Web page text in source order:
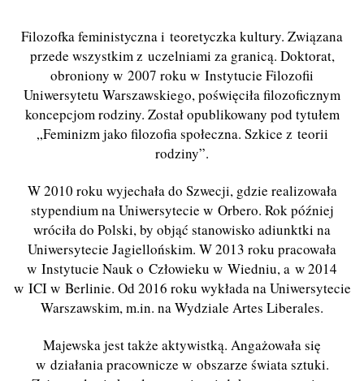
Filozofka feministyczna i teoretyczka kultury. Związana
przede wszystkim z uczelniami za granicą. Doktorat,
obroniony w 2007 roku w Instytucie Filozofii
Uniwersytetu Warszawskiego, poświęciła filozoficznym
koncepcjom rodziny. Został opublikowany pod tytułem
„Feminizm jako filozofia społeczna. Szkice z teorii
rodziny”.
W 2010 roku wyjechała do Szwecji, gdzie realizowała
stypendium na Uniwersytecie w Orbero. Rok później
wróciła do Polski, by objąć stanowisko adiunktki na
Uniwersytecie Jagiellońskim. W 2013 roku pracowała
w Instytucie Nauk o Człowieku w Wiedniu, a w 2014
w ICI w Berlinie. Od 2016 roku wykłada na Uniwersytecie
Warszawskim, m.in. na Wydziale Artes Liberales.
Majewska jest także aktywistką. Angażowała się
w działania pracownicze w obszarze świata sztuki.